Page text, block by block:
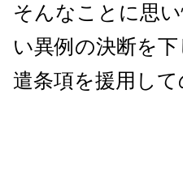
そんなことに思
い異例の決断を
遣条項を援用し